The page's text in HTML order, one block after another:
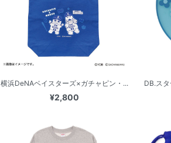
横浜DeNAベイスターズ×ガチャピン・...
¥2,800
DB.ス